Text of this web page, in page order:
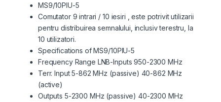
MS9/10PIU-5
Comutator 9 intrari / 10 iesiri , este potrivit utilizarii
pentru distribuirea semnalului, inclusiv terestru, la
10 utilizatori.
Specifications of MS9/10PIU-5
Frequency Range LNB-Inputs 950-2300 MHz
Terr. Input 5-862 MHz (passive) 40-862 MHz
(active)
Outputs 5-2300 MHz (passive) 40-2300 MHz